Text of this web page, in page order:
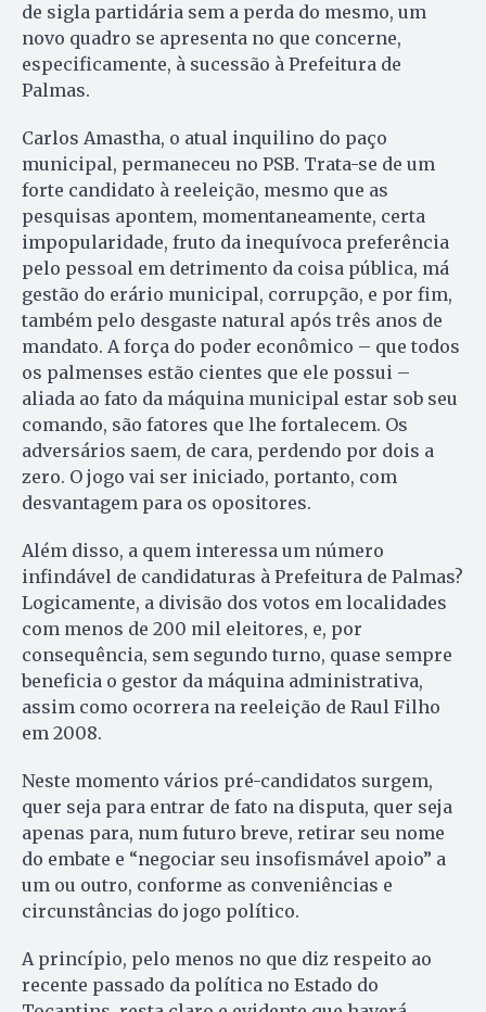
de sigla partidária sem a perda do mesmo, um
novo quadro se apresenta no que concerne,
especificamente, à sucessão à Prefeitura de
Palmas.
Carlos Amastha, o atual inquilino do paço
municipal, permaneceu no PSB. Trata-se de um
forte candidato à reeleição, mesmo que as
pesquisas apontem, momentaneamente, certa
impopularidade, fruto da inequívoca preferência
pelo pessoal em detrimento da coisa pública, má
gestão do erário municipal, corrupção, e por fim,
também pelo desgaste natural após três anos de
mandato. A força do poder econômico – que todos
os palmenses estão cientes que ele possui –
aliada ao fato da máquina municipal estar sob seu
comando, são fatores que lhe fortalecem. Os
adversários saem, de cara, perdendo por dois a
zero. O jogo vai ser iniciado, portanto, com
desvantagem para os opositores.
Além disso, a quem interessa um número
infindável de candidaturas à Prefeitura de Palmas?
Logicamente, a divisão dos votos em localidades
com menos de 200 mil eleitores, e, por
consequência, sem segundo turno, quase sempre
beneficia o gestor da máquina administrativa,
assim como ocorrera na reeleição de Raul Filho
em 2008.
Neste momento vários pré-candidatos surgem,
quer seja para entrar de fato na disputa, quer seja
apenas para, num futuro breve, retirar seu nome
do embate e “negociar seu insofismável apoio” a
um ou outro, conforme as conveniências e
circunstâncias do jogo político.
A princípio, pelo menos no que diz respeito ao
recente passado da política no Estado do